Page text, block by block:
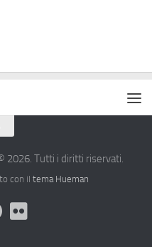
2026. Tutti i diritti riservati.
con il tema Hueman